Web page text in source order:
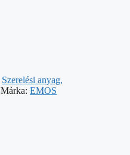
Szerelési anyag,
Márka: EMOS